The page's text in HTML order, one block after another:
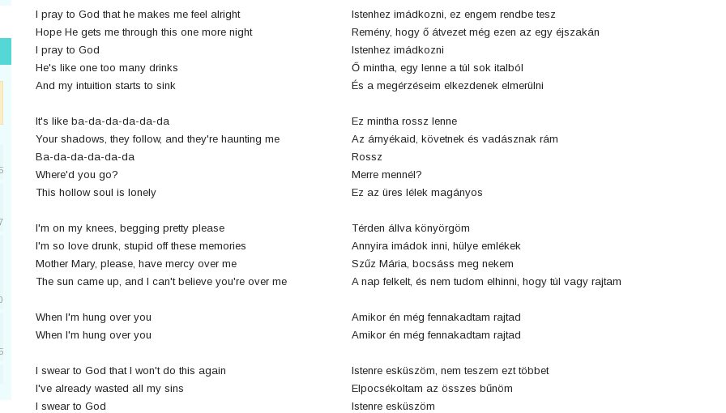
I pray to God that he makes me feel alright
Hope He gets me through this one more night
I pray to God
He's like one too many drinks
And my intuition starts to sink
It's like ba-da-da-da-da-da
Your shadows, they follow, and they're haunting me
Ba-da-da-da-da-da
Where'd you go?
This hollow soul is lonely
I'm on my knees, begging pretty please
I'm so love drunk, stupid off these memories
Mother Mary, please, have mercy over me
The sun came up, and I can't believe you're over me
When I'm hung over you
When I'm hung over you
I swear to God that I won't do this again
I've already wasted all my sins
I swear to God
Istenhez imádkozni, ez engem rendbe tesz
Remény, hogy ő átvezet még ezen az egy éjszakán
Istenhez imádkozni
Ő mintha, egy lenne a túl sok italból
És a megérzéseim elkezdenek elmerülni
Ez mintha rossz lenne
Az árnyékaid, követnek és vadásznak rám
Rossz
Merre mennél?
Ez az üres lélek magányos
Térden állva könyörgöm
Annyira imádok inni, hülye emlékek
Szűz Mária, bocsáss meg nekem
A nap felkelt, és nem tudom elhinni, hogy túl vagy rajtam
Amikor én még fennakadtam rajtad
Amikor én még fennakadtam rajtad
Istenre esküszöm, nem teszem ezt többet
Elpocsékoltam az összes bűnöm
Istenre esküszöm